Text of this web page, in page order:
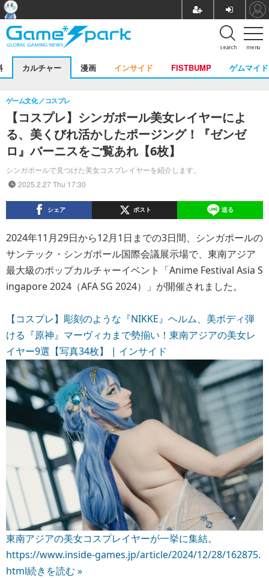
menu
search
カルチャー 漫画 インサイド FISTBUMP ゲムマイド
【コスプレ】シンガポール美女レイヤーによ
る、美くびれ活かしたポージング！『ゼンゼ
ロ』バーニスをご覧あれ【6枚】
シンガポールで見つけた美女コスプレイヤーを紹介します。
ゲーム文化 コスプレ
2025.2.27 Thu 17:30
シェア ポスト 送る
2024年11月29日から12月1日までの3日間、シンガポールの
サンテック・シンガポール国際会議展示場で、東南アジア
最大級のポップカルチャーイベント「Anime Festival Asia S
ingapore 2024（AFA SG 2024）」が開催されました。
【コスプレ】彫刻のような『NIKKE』ヘルム、美ボディ弾
ける『原神』マーヴィカまで勢揃い！東南アジアの美女レ
イヤー9選【写真34枚】 | インサイド
東南アジアの美女コスプレイヤーが一挙に集結。
https://www.inside-games.jp/article/2024/12/28/162875.
html続きを読む »